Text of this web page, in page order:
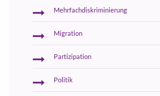
Mehrfachdiskriminierung
Migration
Partizipation
Politik